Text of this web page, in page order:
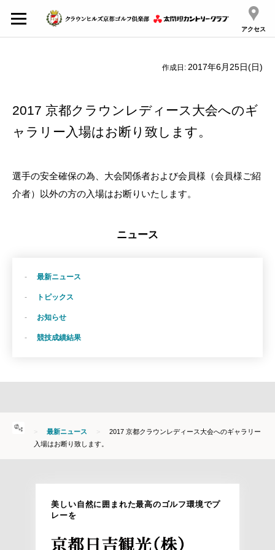
アクセス
作成日: 2017年6月25日(日)
2017 京都クラウンレディース大会へのギ
ャラリー入場はお断り致します。
選手の安全確保の為、大会関係者および会員様（会員様ご紹
介者）以外の方の入場はお断りいたします。
ニュース
最新ニュース
トピックス
お知らせ
競技成績結果
最新ニュース
2017 京都クラウンレディース大会へのギャラリー
入場はお断り致します。
美しい自然に囲まれた最高のゴルフ環境でプ
レーを